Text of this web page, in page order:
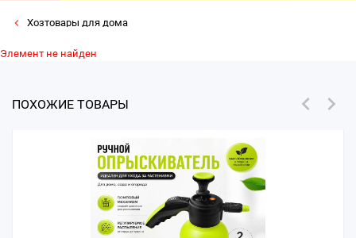
Хозтовары для дома
Элемент не найден
ПОХОЖИЕ ТОВАРЫ